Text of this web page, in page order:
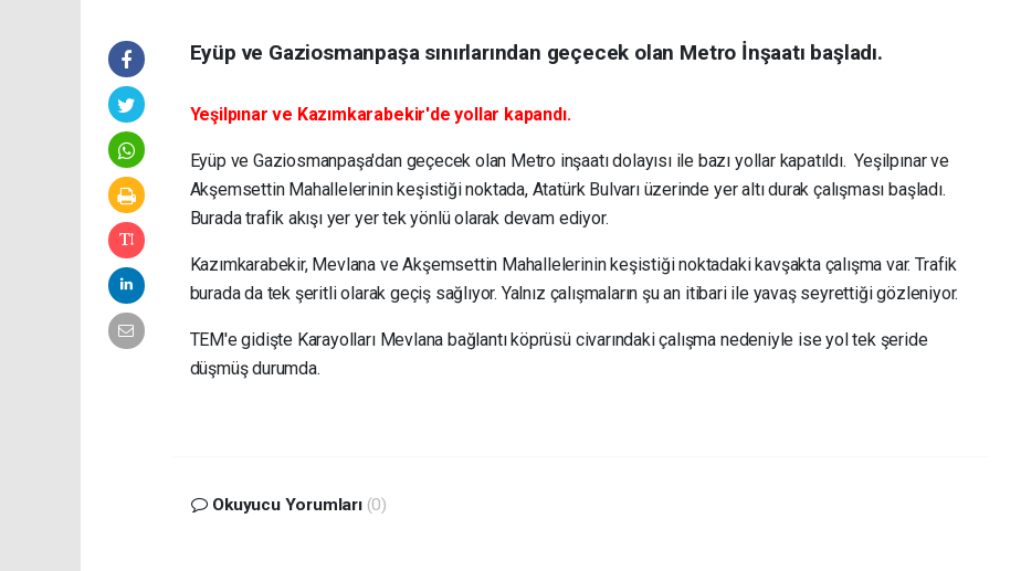
Eyüp ve Gaziosmanpaşa sınırlarından geçecek olan Metro İnşaatı başladı.
Yeşilpınar ve Kazımkarabekir'de yollar kapandı.
Eyüp ve Gaziosmanpaşa'dan geçecek olan Metro inşaatı dolayısı ile bazı yollar kapatıldı. Yeşilpınar ve
Akşemsettin Mahallelerinin keşistiği noktada, Atatürk Bulvarı üzerinde yer altı durak çalışması başladı.
Burada trafik akışı yer yer tek yönlü olarak devam ediyor.
Kazımkarabekir, Mevlana ve Akşemsettin Mahallelerinin keşistiği noktadaki kavşakta çalışma var. Trafik
burada da tek şeritli olarak geçiş sağlıyor. Yalnız çalışmaların şu an itibari ile yavaş seyrettiği gözleniyor.
TEM'e gidişte Karayolları Mevlana bağlantı köprüsü civarındaki çalışma nedeniyle ise yol tek şeride
düşmüş durumda.
Okuyucu Yorumları (0)